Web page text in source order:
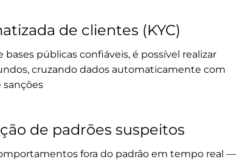
de clientes (KYC)
públicas confiáveis, é possível realizar
cruzando dados automaticamente com
sanções
de padrões suspeitos
fora do padrão em tempo real —